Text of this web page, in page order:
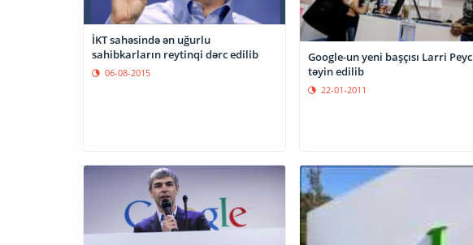
İKT sahəsində ən uğurlu
sahibkarların reytinqi dərc edilib
06-08-2015
Google-un yeni başçısı Larri Peyc
təyin edilib
22-01-2011